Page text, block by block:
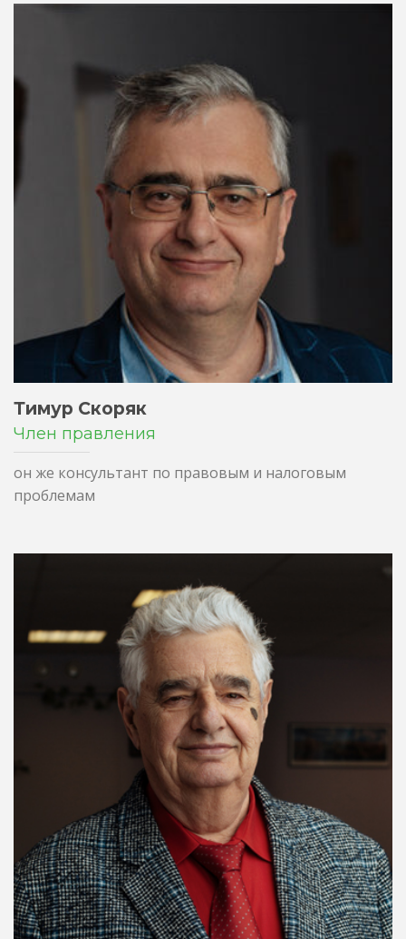
Тимур Скоряк
Член правления
он же консультант по правовым и налоговым
проблемам